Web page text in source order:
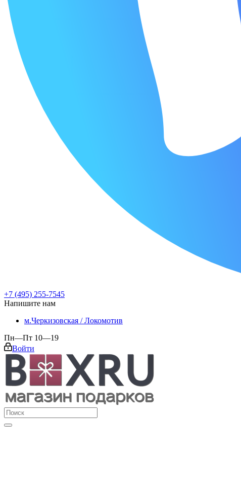
+7 (495) 255-7545
Напишите нам
м.Черкизовская / Локомотив
Пн—Пт 10—19
Войти